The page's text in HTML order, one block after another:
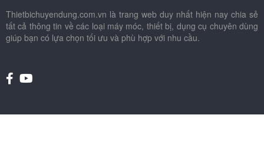
Thietbichuyendung.com.vn là trang web duy nhất hiện nay chia sẻ
tất cả thông tin về các loại máy móc, thiết bị, dụng cụ chuyên dùng
giúp bạn có lựa chọn tối ưu và phù hợp với nhu cầu.